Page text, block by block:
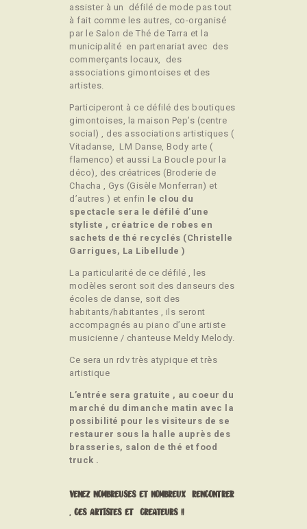
assister à un défilé de mode pas tout
à fait comme les autres, co-organisé
par le Salon de Thé de Tarra et la
municipalité en partenariat avec des
commerçants locaux, des
associations gimontoises et des
artistes.
Participeront à ce défilé des boutiques
gimontoises, la maison Pep’s (centre
social) , des associations artistiques (
Vitadanse, LM Danse, Body arte (
flamenco) et aussi La Boucle pour la
déco), des créatrices (Broderie de
Chacha , Gys (Gisèle Monferran) et
d’autres ) et enfin le clou du
spectacle sera le défilé d’une
styliste , créatrice de robes en
sachets de thé recyclés (Christelle
Garrigues, La Libellude )
La particularité de ce défilé , les
modèles seront soit des danseurs des
écoles de danse, soit des
habitants/habitantes , ils seront
accompagnés au piano d’une artiste
musicienne / chanteuse Meldy Melody.
Ce sera un rdv très atypique et très
artistique
L’entrée sera gratuite , au coeur du
marché du dimanche matin avec la
possibilité pour les visiteurs de se
restaurer sous la halle auprès des
brasseries, salon de thé et food
truck .
VENEZ NOMBREUSES ET NOMBREUX RENCONTRER
, CES ARTISTES ET CREATEURS !!